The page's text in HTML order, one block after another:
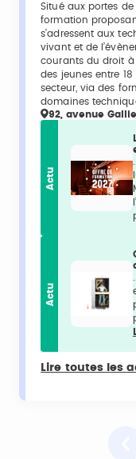
Situé aux portes de
formation
s’adressent aux
vivant et de
courants du droit à
des jeunes entre
secteur, via des
domaines
92, avenue
Actu
Actu
Lire toutes les